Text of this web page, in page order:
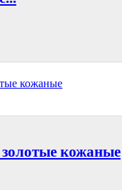
кожаные